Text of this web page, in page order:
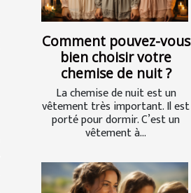
Comment pouvez-vous
bien choisir votre
chemise de nuit ?
La chemise de nuit est un
vêtement très important. Il est
porté pour dormir. C’est un
vêtement à...